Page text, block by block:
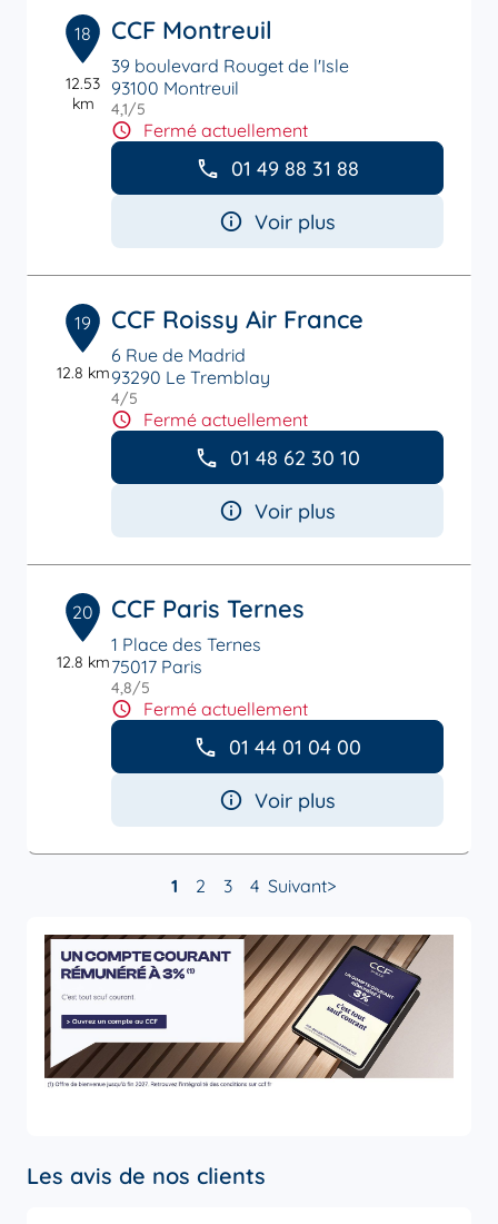
18
12.53
km
CCF Montreuil
39 boulevard Rouget de l'Isle
93100 Montreuil
4,1/5
Fermé actuellement
01 49 88 31 88
Voir plus
19
12.8 km
CCF Roissy Air France
6 Rue de Madrid
93290 Le Tremblay
4/5
Fermé actuellement
01 48 62 30 10
Voir plus
20
12.8 km
CCF Paris Ternes
1 Place des Ternes
75017 Paris
4,8/5
Fermé actuellement
01 44 01 04 00
Voir plus
1 2 3 4 Suivant
Les avis de nos clients